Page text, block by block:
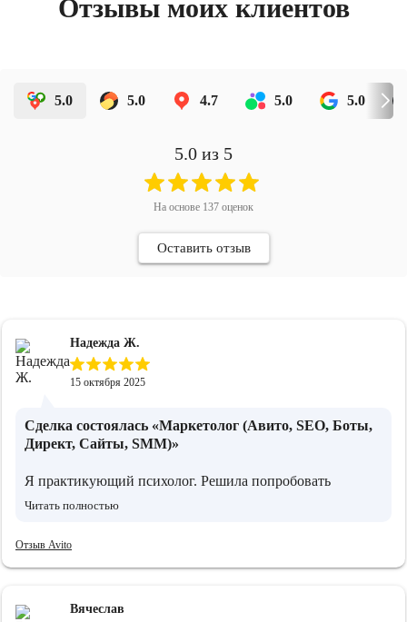
Отзывы моих клиентов
5.0 5.0 4.7 5.0 5.0
5.0 из 5
На основе 137 оценок
Оставить отзыв
Надежда Ж.
15 октября 2025
Сделка состоялась «Маркетолог (Авито, SEO, Боты,
Директ, Сайты, SMM)»
Я практикующий психолог. Решила попробовать
продвижение через Авито. Сама не знала, как правильно
позиционированием, объяснил, как реагировать на
обращения. Благодаря этому, получилось наладить
Читать полностью
Отзыв Avito
Вячеслав